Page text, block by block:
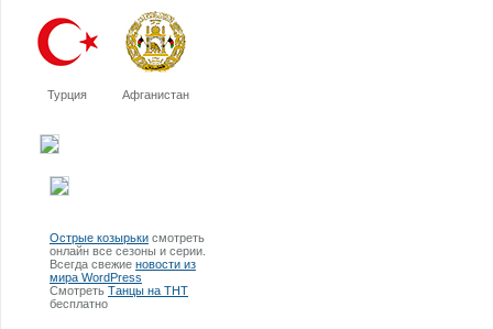
Турция Афганистан
Острые козырьки смотреть
онлайн все сезоны и серии.
Всегда свежие новости из
мира WordPress
Смотреть Танцы на ТНТ
бесплатно